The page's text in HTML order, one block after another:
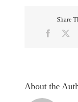
Share
About the